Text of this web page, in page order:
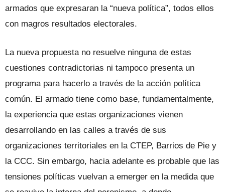
armados que expresaran la “nueva política”, todos ellos
con magros resultados electorales.
La nueva propuesta no resuelve ningu­na de estas
cuestiones contradictorias ni tampoco presenta un
programa para ha­cerlo a través de la acción política
común. El armado tiene como base, fundamental­mente,
la experiencia que estas organiza­ciones vienen
desarrollando en las calles a través de sus
organizaciones territoriales en la CTEP, Barrios de Pie y
la CCC. Sin em­bargo, hacia adelante es probable que las
tensiones políticas vuelvan a emerger en la medida que